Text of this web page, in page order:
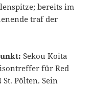
bereits im
traf der
Sekou Koita
für Red
Pölten. Sein